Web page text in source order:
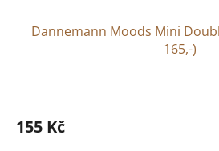
Dannemann Moods Mini
165,-)
155 Kč